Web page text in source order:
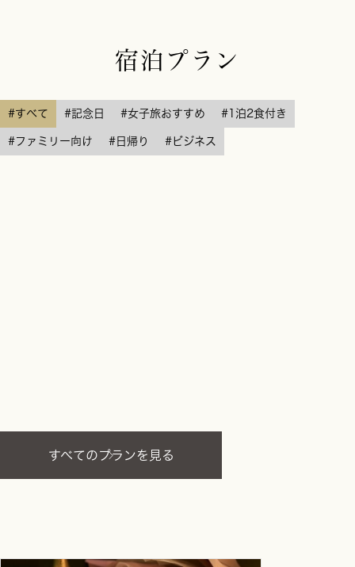
宿泊プラン
#すべて #記念日 #女子旅おすすめ #1泊2食付き
#ファミリー向け #日帰り #ビジネス
すべてのプランを見る